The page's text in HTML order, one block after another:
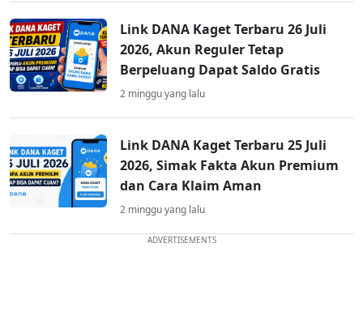
Link DANA Kaget Terbaru 26 Juli
2026, Akun Reguler Tetap
Berpeluang Dapat Saldo Gratis
2 minggu yang lalu
Link DANA Kaget Terbaru 25 Juli
2026, Simak Fakta Akun Premium
dan Cara Klaim Aman
2 minggu yang lalu
ADVERTISEMENTS